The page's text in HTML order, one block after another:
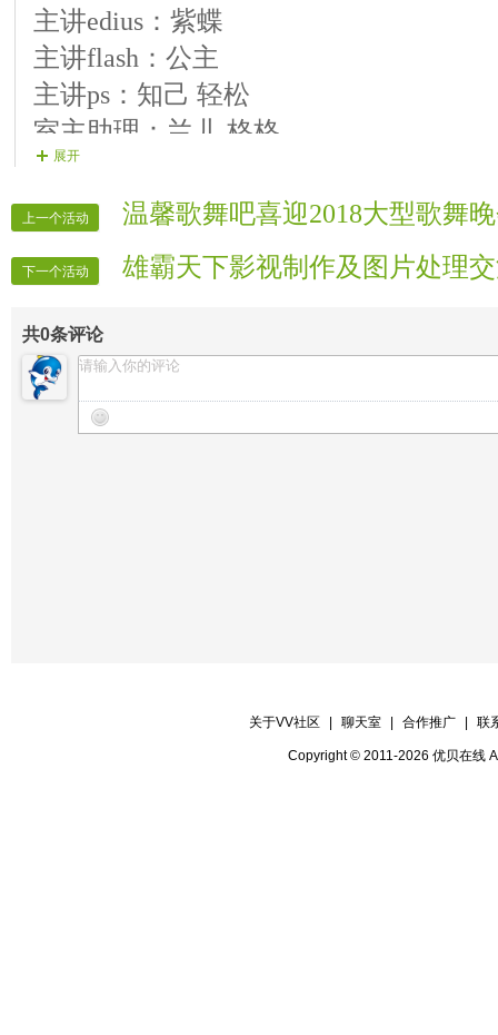
主讲edius：紫蝶
主讲flash：公主
主讲ps：知己 轻松
室主助理：兰儿 格格
室主助理：梦儿 龙四
事务外交：知己
报名加管理联系：丑帅
展开
上一个活动 温馨歌舞吧喜迎2018大型歌舞
下一个活动 雄霸天下影视制作及图片处理
共0条评论
关于VV社区 聊天室 合作推广 联
Copyright © 2011-2026 优贝在线